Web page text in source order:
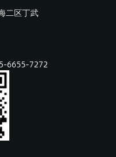
二区丁武
6655-7272